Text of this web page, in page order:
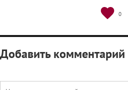
0
Добавить комментарий